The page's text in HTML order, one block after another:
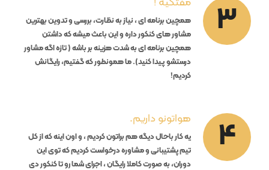
3
همچین برنامه ای ، نیاز به نظارت، بررسی و تدوین بهترین
مشاور های کنکور داره و این باعث میشه که داشتن
همچین برنامه ای به شدت هزینه بر باشه ( تازه اگه مشاور
درستشو پیدا کنید)‌. ما همونطور که گفتیم، رایگانش
کردیم!
4 هواتونو داریم.
یه کار باحال دیگه هم براتون کردیم ، و اون اینه که از کل
تیم پشتیبانی و مشاوره درخواست کردیم که توی این
دوران، به صورت کاملا رایگان ، اجرای شما رو تا کنکور دی